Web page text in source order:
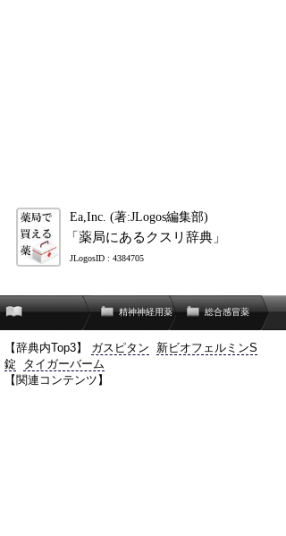
Ea,Inc. (著:JLogos編集部)
「薬局にあるクスリ辞典」
JLogosID : 4384705
精神神経用薬 総合感冒薬
【辞典内Top3】 ガスピタン
新ビオフェルミンS
錠
タイガーバーム
【関連コンテンツ】